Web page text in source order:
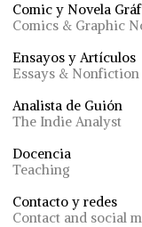
Comic y Novela
Comics & Graphic
Ensayos y Artículos
Essays & Nonfiction
Analista de Guión
The Indie Analyst
Docencia
Teaching
Contacto y redes
Contact and social